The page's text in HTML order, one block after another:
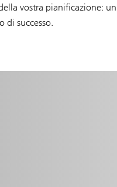
vostra pianificazione: un
di successo.